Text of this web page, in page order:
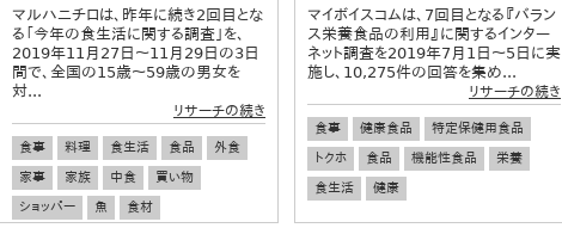
マルハニチロは、昨年に続き2回目とな
る「今年の食生活に関する調査」を、
2019年11月27日～11月29日の3日
間で、全国の15歳～59歳の男女を
対...
リサーチの続き
食事 料理 食生活 食品
外食
家事
家族 中食
買い物
ショッパー
魚 食材
マイボイスコムは、7回目となる『バラン
ス栄養食品の利用』に関するインター
ネット調査を2019年7月1日～5日に実
施し、10,275件の回答を集め...
リサーチの続き
食事 健康食品
特定保健用食品
トクホ
食品 機能性食品
栄養
食生活
健康